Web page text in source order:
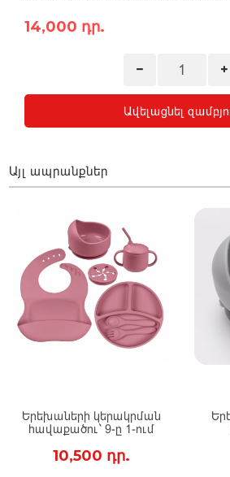
14,000 դր.
Ավելացնել
Այլ ապրանքներ
Երեխաների կերակրման
հավաքածու` 9-ը 1-ում
10,500 դր.